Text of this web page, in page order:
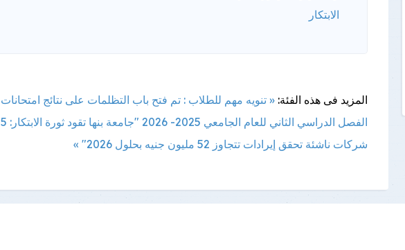
الابتكار
المزيد فى هذه الفئة: « تنويه مهم للطلاب : تم فتح باب التظلمات على نتائج امتحانات
الفصل الدراسي الثاني للعام الجامعي 2025- 2026
"جامعة بنها تقود ثورة الابتكار: 5
شركات ناشئة تحقق إيرادات تتجاوز 52 مليون جنيه بحلول 2026" »